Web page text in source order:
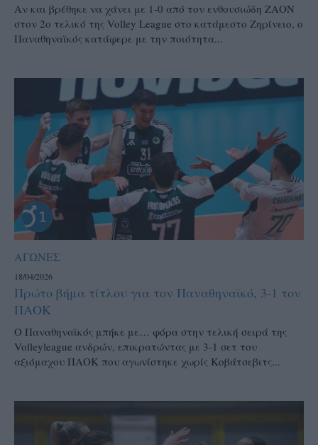
Αν και βρέθηκε να χάνει με 1-0 από τον ενθουσιώδη ΖΑΟΝ
στον 2ο τελικό της Volley League στο κατάμεστο Ζηρίνειο, ο
Παναθηναϊκός κατάφερε με την ποιότητα...
ΑΓΩΝΕΣ
18/04/2026
Πρώτο βήμα τίτλου για τον Παναθηναϊκό, 3-1 τον
ΠΑΟΚ
Ο Παναθηναϊκός μπήκε με… φόρα στην τελική σειρά της
Volleyleague ανδρών, επικρατώντας με 3-1 σετ του
αξιόμαχου ΠΑΟΚ που αγωνίστηκε χωρίς Κοβάτσεβιτς...